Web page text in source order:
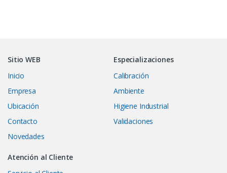
Sitio WEB
Inicio
Empresa
Ubicación
Contacto
Novedades
Especializaciones
Calibración
Ambiente
Higiene Industrial
Validaciones
Atención al Cliente